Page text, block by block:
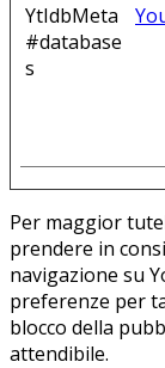
YtIdbMeta
#database
s
Per maggior
prendere in
navigazione su
preferenze per
blocco della
attendibile.